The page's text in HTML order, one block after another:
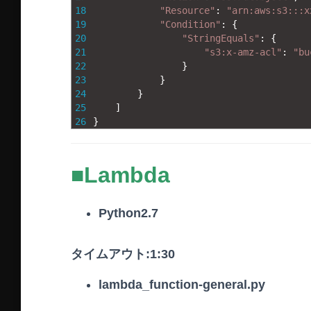
18
19
20
21
22
23
24
25
26
"Resource" :
"Condition" :
{
"StringEquals" :
{
"s3:x-amz-acl" :
}
}
}
]
}
■Lambda
Python2.7
タイムアウト:1:30
lambda_function-general.py